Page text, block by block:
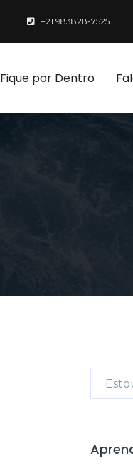
+21 983828-7525
Fique por Dentro